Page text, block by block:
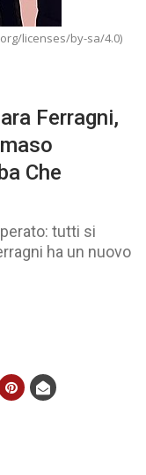
licenses/by-sa/4.0)
Ferragni,
Che
tutti si
ha un nuovo